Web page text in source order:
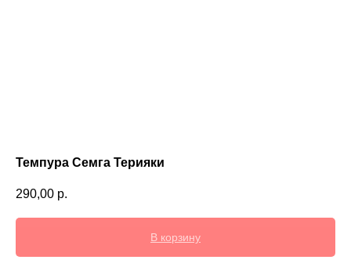
Темпура Семга Терияки
290,00 р.
В корзину